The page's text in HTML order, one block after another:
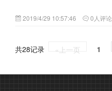
2019/4/29 10:57:46 0人评论
共28记录 «上一页 1